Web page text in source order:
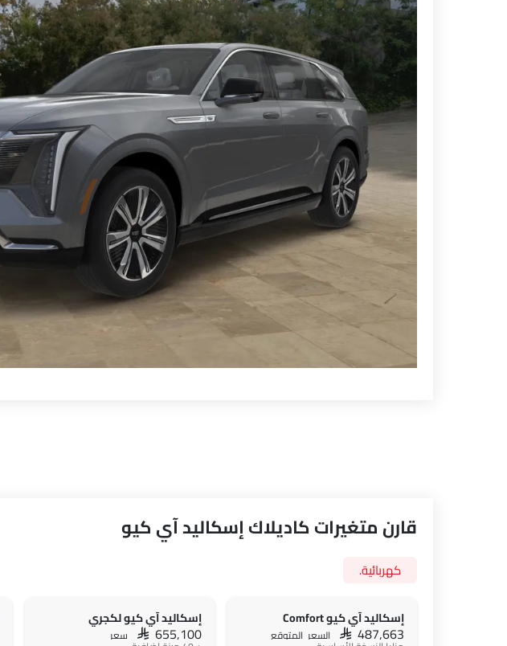
قارن متغيرات كاديلاك إسكاليد آي كيو
كهربائية.
إسكاليد آي كيو Comfort
SAR 487,663 السعر المتوقع
إسكاليد آي كيو لكجري
SAR 655,100 سعر